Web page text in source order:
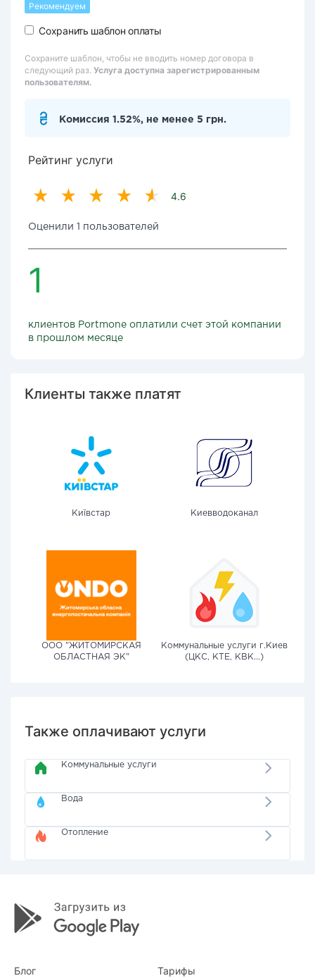
Рекомендуем
Сохранить шаблон оплаты
Сохраните шаблон, чтобы не вводить номер договора в
следующий раз. Услуга доступна зарегистрированным
пользователям.
Комиссия 1.52%, не менее 5 грн.
Рейтинг услуги
4.6
Оценили 1 пользователей
1
клиентов Portmone оплатили счет этой компании
в прошлом месяце
Клиенты также платят
Київстар Киевводоканал
ООО "ЖИТОМИРСКАЯ
ОБЛАСТНАЯ ЭК"
Коммунальные услуги г.Киев
(ЦКС, КТЕ, КВК...)
Также оплачивают услуги
Коммунальные услуги
Вода
Отопление
Блог Тарифы